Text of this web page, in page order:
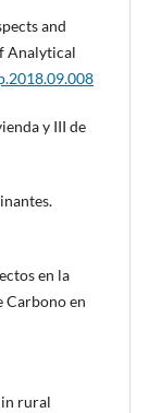
and
Analytical
y III de
en la
Carbono en
in rural